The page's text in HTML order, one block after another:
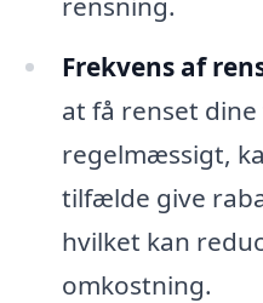
Frekvens af
at få renset
regelmæssigt,
tilfælde give
hvilket kan
omkostning.